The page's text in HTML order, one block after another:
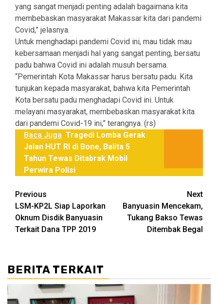
yang sangat menjadi penting adalah bagaimana kita
membebaskan masyarakat Makassar kita dari pandemi
Covid,” jelasnya.
Untuk menghadapi pandemi Covid ini, mau tidak mau
kebersamaan menjadi hal yang sangat penting, bersatu
padu bahwa Covid ini adalah musuh bersama.
“Pemerintah Kota Makassar harus bersatu padu. Kita
tunjukan kepada masyarakat, bahwa kita Pemerintah
Kota bersatu padu menghadapi Covid ini. Untuk
melayani masyarakat, membebaskan masyarakat kita
dari pandemi Covid-19 ini,” terangnya. (rs)
Baca Juga Tragedi Lomba Gerak
Jalan HUT RI di Bone, Balita 5
Tahun Tewas Ditabrak Mobil
Perwira Polisi
Post
navigation
Previous
LSM-KP2L Siap Laporkan
Oknum Disdik Banyuasin
Terkait Dana TPP 2019
Next
Banyuasin Mencekam,
Tukang Bakso Tewas
Ditembak Begal
BERITA TERKAIT